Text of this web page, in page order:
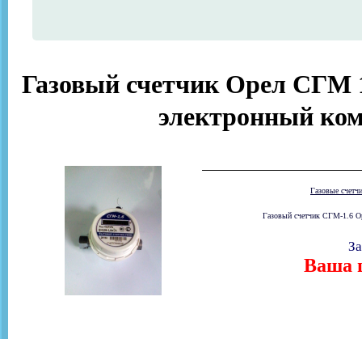
Газовый счетчик Орел СГМ
электронный
Газовые
Газовый счетчик СГМ-1.6
Ваша